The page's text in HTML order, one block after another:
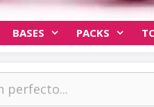
BASES PACKS